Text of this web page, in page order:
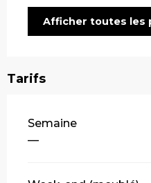
Afficher toutes les
Tarifs
Tarifs 2026
Semaine
—